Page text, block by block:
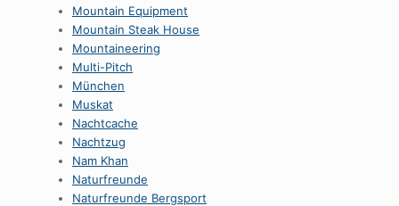
Mountain Equipment
Mountain Steak House
Mountaineering
Multi-Pitch
München
Muskat
Nachtcache
Nachtzug
Nam Khan
Naturfreunde
Naturfreunde Bergsport